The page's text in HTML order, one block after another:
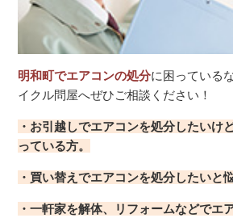
明和町でエアコンの処分に困っている
イクル問屋へぜひご相談ください！
・お引越しでエアコンを処分したいけ
っている方。
・買い替えでエアコンを処分したいと
・一軒家を解体、リフォームなどでエ